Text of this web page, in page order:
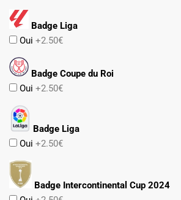
Badge Liga
Oui +2.50€
Badge Coupe du Roi
Oui +2.50€
Badge Liga
Oui +2.50€
Badge Intercontinental Cup 2024